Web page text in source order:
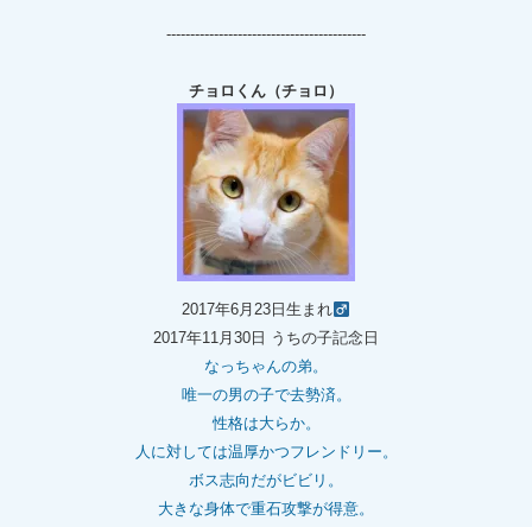
------------------------------------------
チョロくん（チョロ）
2017年6月23日生まれ
2017年11月30日 うちの子記念日
なっちゃんの弟。
唯一の男の子で去勢済。
性格は大らか。
人に対しては温厚かつフレンドリー。
ボス志向だがビビリ。
大きな身体で重石攻撃が得意。